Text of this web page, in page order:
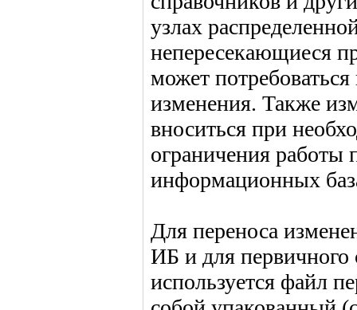
узлах
непересекающиеся
может
изменения. Также
вноситься при
ограничения работы
информационных
Для переноса
ИБ и для
используется файл